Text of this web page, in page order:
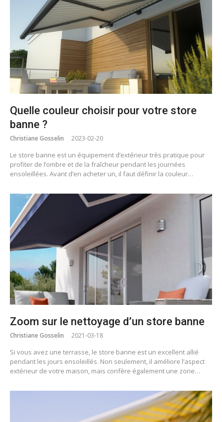
Quelle couleur choisir pour votre store
banne ?
Christiane Gosselin 2023-02-20
Le store banne est un équipement d’extérieur très pratique pour
profiter de l’ombre et de la fraîcheur pendant les journées
ensoleillées. Avant d’en acheter un, il faut définir la couleur…
Zoom sur le nettoyage d’un store banne
Christiane Gosselin 2021-03-18
Si vous avez une terrasse, le store banne est un excellent allié
pendant les jours ensoleillés. Non seulement, il améliore l’aspect
extérieur de votre maison, mais confère également une zone…